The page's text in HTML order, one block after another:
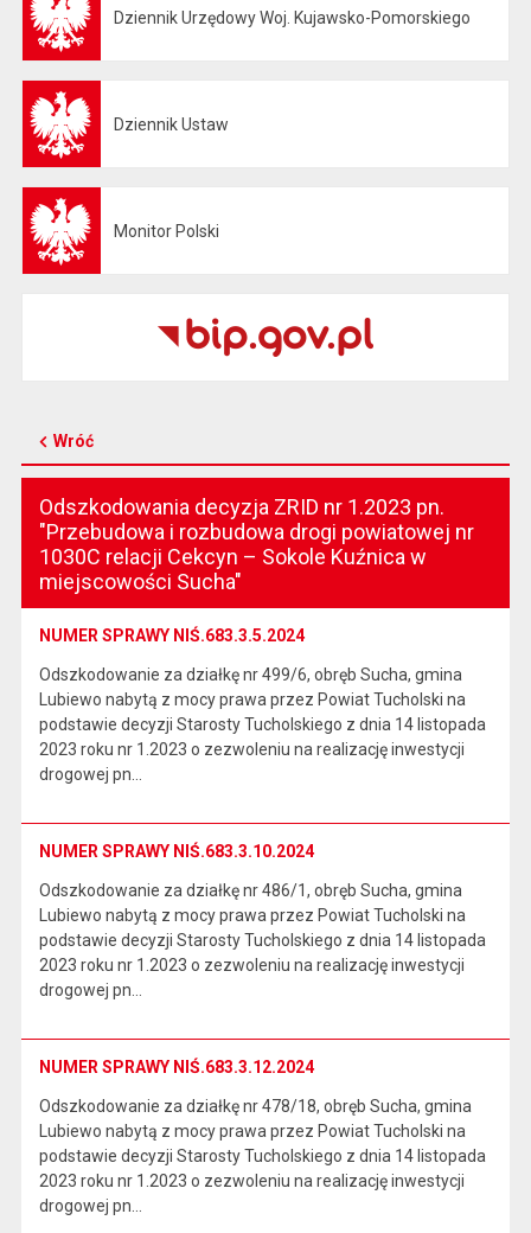
Dziennik Urzędowy Woj. Kujawsko-Pomorskiego
Dziennik Ustaw
Monitor Polski
Wróć
Odszkodowania decyzja ZRID nr 1.2023 pn.
"Przebudowa i rozbudowa drogi powiatowej nr
1030C relacji Cekcyn – Sokole Kuźnica w
miejscowości Sucha"
NUMER SPRAWY NIŚ.683.3.5.2024
Odszkodowanie za działkę nr 499/6, obręb Sucha, gmina
Lubiewo nabytą z mocy prawa przez Powiat Tucholski na
podstawie decyzji Starosty Tucholskiego z dnia 14 listopada
2023 roku nr 1.2023 o zezwoleniu na realizację inwestycji
drogowej pn…
NUMER SPRAWY NIŚ.683.3.10.2024
Odszkodowanie za działkę nr 486/1, obręb Sucha, gmina
Lubiewo nabytą z mocy prawa przez Powiat Tucholski na
podstawie decyzji Starosty Tucholskiego z dnia 14 listopada
2023 roku nr 1.2023 o zezwoleniu na realizację inwestycji
drogowej pn…
NUMER SPRAWY NIŚ.683.3.12.2024
Odszkodowanie za działkę nr 478/18, obręb Sucha, gmina
Lubiewo nabytą z mocy prawa przez Powiat Tucholski na
podstawie decyzji Starosty Tucholskiego z dnia 14 listopada
2023 roku nr 1.2023 o zezwoleniu na realizację inwestycji
drogowej pn…